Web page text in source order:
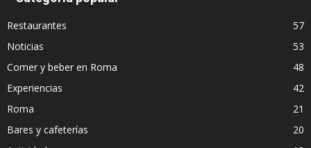
Restaurantes
57
Noticias
53
Comer y beber en Roma
48
Experiencias
42
Roma
21
Bares y cafeterías
20